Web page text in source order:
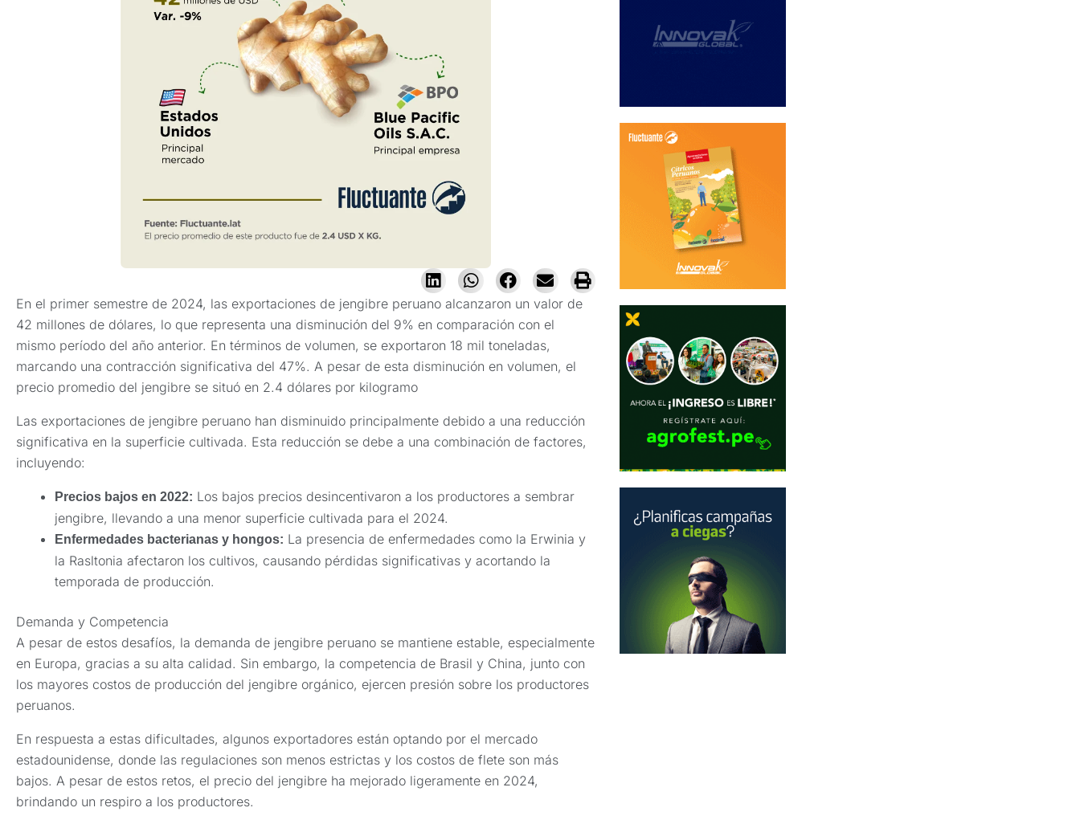
En el primer semestre de 2024, las exportaciones de jengibre peruano alcanzaron un valor de
42 millones de dólares, lo que representa una disminución del 9% en comparación con el
mismo período del año anterior. En términos de volumen, se exportaron 18 mil toneladas,
marcando una contracción significativa del 47%. A pesar de esta disminución en volumen, el
precio promedio del jengibre se situó en 2.4 dólares por kilogramo
Las exportaciones de jengibre peruano han disminuido principalmente debido a una reducción
significativa en la superficie cultivada. Esta reducción se debe a una combinación de factores,
incluyendo:
Precios bajos en 2022: Los bajos precios desincentivaron a los productores a sembrar
jengibre, llevando a una menor superficie cultivada para el 2024.
Enfermedades bacterianas y hongos: La presencia de enfermedades como la Erwinia y
la Rasltonia afectaron los cultivos, causando pérdidas significativas y acortando la
temporada de producción.
Demanda y Competencia
A pesar de estos desafíos, la demanda de jengibre peruano se mantiene estable, especialmente
en Europa, gracias a su alta calidad. Sin embargo, la competencia de Brasil y China, junto con
los mayores costos de producción del jengibre orgánico, ejercen presión sobre los productores
peruanos.
En respuesta a estas dificultades, algunos exportadores están optando por el mercado
estadounidense, donde las regulaciones son menos estrictas y los costos de flete son más
bajos. A pesar de estos retos, el precio del jengibre ha mejorado ligeramente en 2024,
brindando un respiro a los productores.